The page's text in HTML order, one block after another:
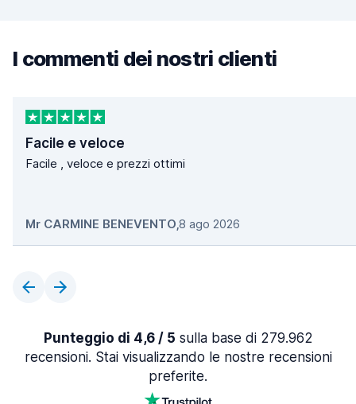
I commenti dei nostri clienti
Facile e veloce
Facile , veloce e prezzi ottimi
Mr CARMINE BENEVENTO,8 ago 2026
Punteggio di 4,6 / 5 sulla base di 279.962
recensioni. Stai visualizzando le nostre recensioni
preferite.